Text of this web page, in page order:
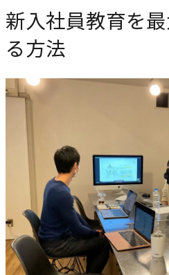
ブランディングからマーケティ
一貫して支援します。
ブランド構
専門性で戦略を
人と​組織の​
中期経営計画か
実行エン
新入社員教育を
る方法